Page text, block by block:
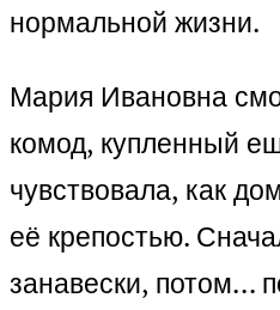
нормальной жизни.
Мария Ивановна
комод, купленный
чувствовала, как
её крепостью.
занавески, потом…